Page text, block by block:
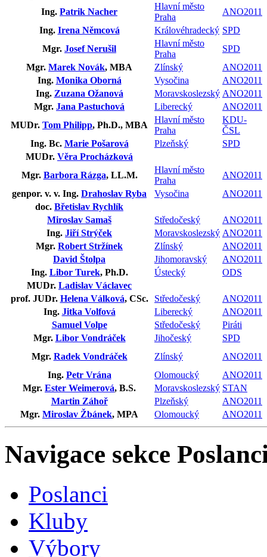
Ing. Patrik Nacher
Hlavní město
Praha
ANO2011
Ing. Irena Němcová Královéhradecký SPD
Mgr. Josef Nerušil
Hlavní město
Praha
SPD
Mgr. Marek Novák, MBA Zlínský
ANO2011
Ing. Monika Oborná Vysočina
ANO2011
Ing. Zuzana Ožanová Moravskoslezský ANO2011
Mgr. Jana Pastuchová Liberecký
ANO2011
MUDr. Tom Philipp, Ph.D., MBA
Hlavní město
Praha
KDU-
ČSL
Ing. Bc. Marie Pošarová Plzeňský
SPD
MUDr. Věra Procházková
Mgr. Barbora Rázga, LL.M.
Hlavní město
Praha
ANO2011
genpor. v. v. Ing. Drahoslav Ryba Vysočina
ANO2011
doc. Břetislav Rychlík
Miroslav Samaš
Středočeský
ANO2011
Ing. Jiří Strýček Moravskoslezský ANO2011
Mgr. Robert Stržínek Zlínský
ANO2011
David Štolpa
Jihomoravský
ANO2011
Ing. Libor Turek, Ph.D. Ústecký
ODS
MUDr. Ladislav Václavec
prof. JUDr. Helena Válková, CSc. Středočeský
ANO2011
Ing. Jitka Volfová Liberecký
ANO2011
Samuel Volpe
Středočeský
Piráti
Mgr. Libor Vondráček Jihočeský
SPD
Mgr. Radek Vondráček Zlínský
ANO2011
Ing. Petr Vrána Olomoucký
ANO2011
Mgr. Ester Weimerová, B.S. Moravskoslezský STAN
Martin Záhoř
Plzeňský
ANO2011
Mgr. Miroslav Žbánek, MPA Olomoucký ANO2011
Navigace sekce
Poslanci
Kluby
Výbory